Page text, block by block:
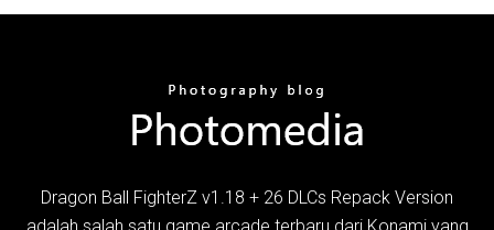
Dragon Ball FighterZ v1.18 + 26 DLCs Repack Version